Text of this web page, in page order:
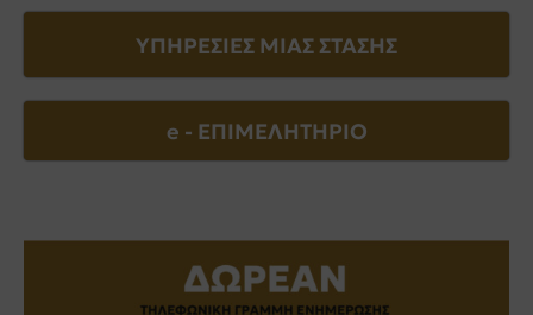
ΥΠΗΡΕΣΙΕΣ ΜΙΑΣ ΣΤΑΣΗΣ
e - EΠΙΜΕΛΗΤΗΡΙΟ